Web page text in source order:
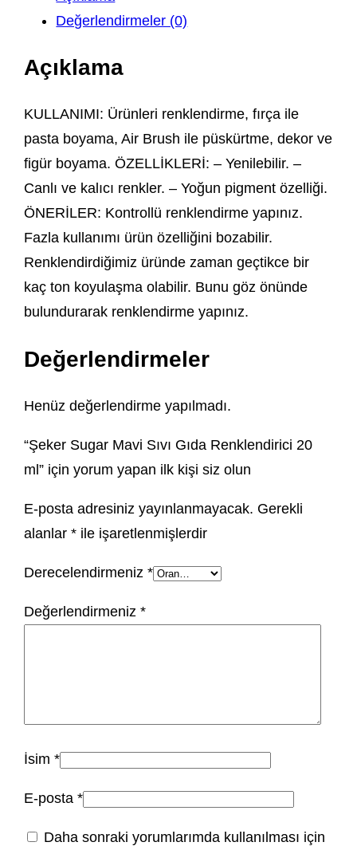
Değerlendirmeler (0)
Açıklama
KULLANIMI: Ürünleri renklendirme, fırça ile
pasta boyama, Air Brush ile püskürtme, dekor ve
figür boyama. ÖZELLİKLERİ: – Yenilebilir. –
Canlı ve kalıcı renkler. – Yoğun pigment özelliği.
ÖNERİLER: Kontrollü renklendirme yapınız.
Fazla kullanımı ürün özelliğini bozabilir.
Renklendirdiğimiz üründe zaman geçtikce bir
kaç ton koyulaşma olabilir. Bunu göz önünde
bulundurarak renklendirme yapınız.
Değerlendirmeler
Henüz değerlendirme yapılmadı.
“Şeker Sugar Mavi Sıvı Gıda Renklendirici 20
ml” için yorum yapan ilk kişi siz olun
E-posta adresiniz yayınlanmayacak. Gerekli
alanlar* ile işaretlenmişlerdir
Derecelendirmeniz*
Değerlendirmeniz*
İsim*
E-posta*
Daha sonraki yorumlarımda kullanılması için